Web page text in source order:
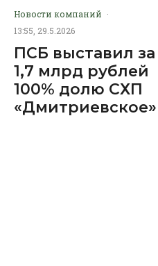
Новости компаний ·
13:55, 29.5.2026
ПСБ выставил за
1,7 млрд рублей
100% долю СХП
«Дмитриевское»